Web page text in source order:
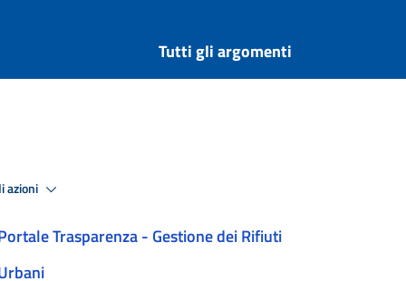
Tutti gli argomenti
azioni
Trasparenza - Gestione dei Rifiuti